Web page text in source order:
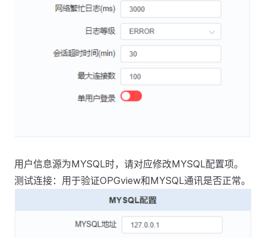
用户信息源为MYSQL时，请对应修改MYSQL配置项。
测试连接：用于验证OPGview和MYSQL通讯是否正常。